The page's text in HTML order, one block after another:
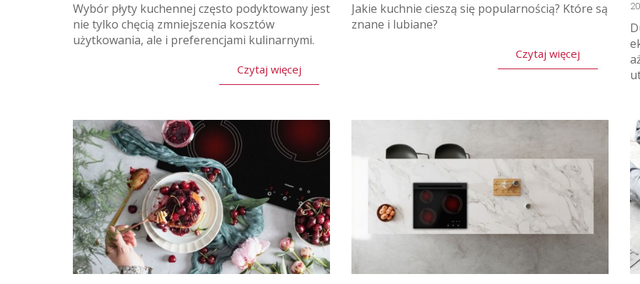
Wybór płyty kuchennej często podyktowany jest
nie tylko chęcią zmniejszenia kosztów
użytkowania, ale i preferencjami kulinarnymi.
Czytaj więcej
Jakie kuchnie cieszą się popularnością? Które są
znane i lubiane?
Czytaj więcej